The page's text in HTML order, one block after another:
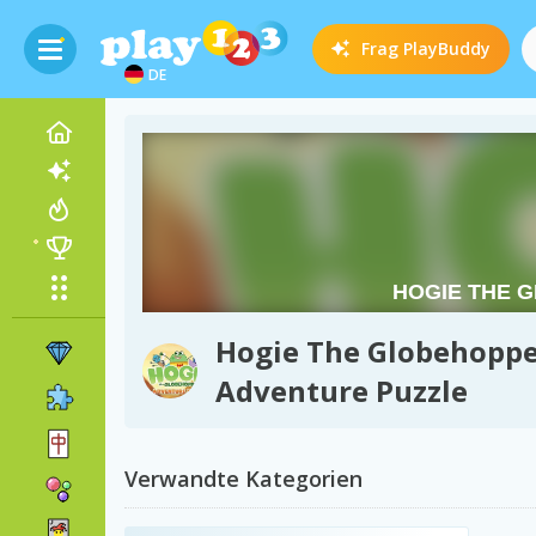
DE
Frag PlayBuddy
Hogie The
Adventure Puzzle
Verwandte Kategorien